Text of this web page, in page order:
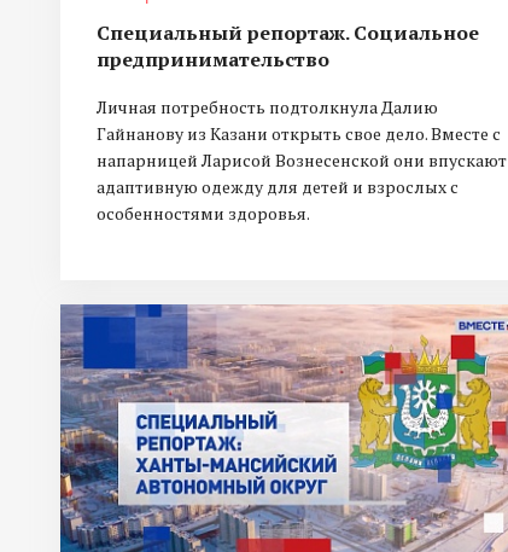
Специальный репортаж. Социальное
предпринимательство
Личная потребность подтолкнула Далию
Гайнанову из Казани открыть свое дело. Вместе с
напарницей Ларисой Вознесенской они впускают
адаптивную одежду для детей и взрослых с
особенностями здоровья.